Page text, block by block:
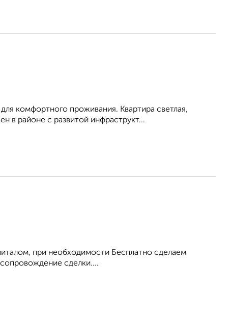
комфортного проживания. Квартира светлая,
в районе с развитой инфраструкт...
при необходимости Бесплатно сделаем
сделки....